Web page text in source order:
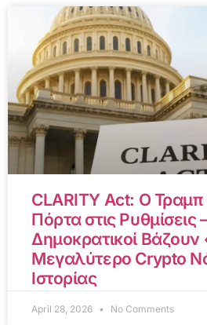
CLARITY Act: Ο Τραμπ
Πόρτα στις Ρυθμίσεις
Δημοκρατικοί
Μεγαλύτερο Crypto
Ιστορίας
April 28, 2026 No Comments